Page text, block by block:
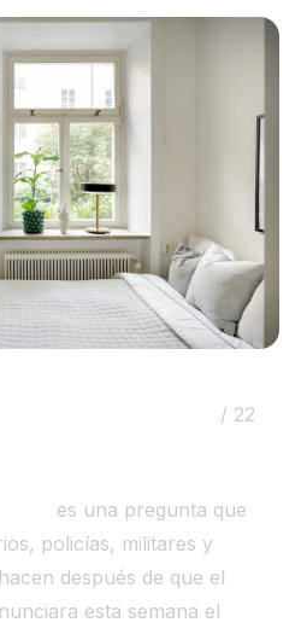
/ 22
es una pregunta que
policías, militares y
después de que el
esta semana el